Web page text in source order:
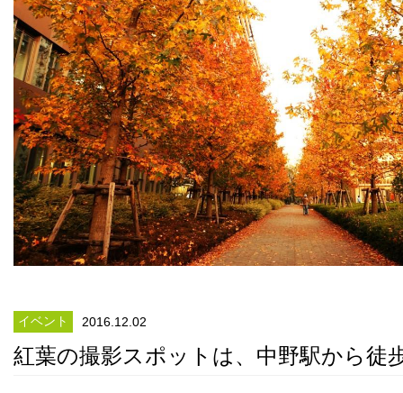
イベント 2016.12.02
紅葉の撮影スポットは、中野駅から徒